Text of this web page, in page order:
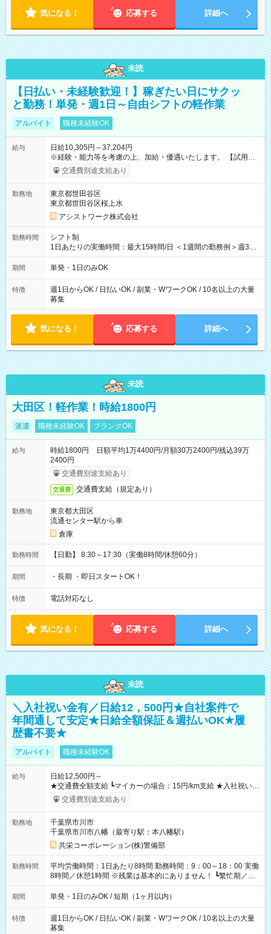
気になる！ 応募する 詳細へ
未読
【日払い・未経験歓迎！】稼ぎたい日にサクッ
と勤務！単発・週1日～自由シフトの軽作業
アルバイト 職種未経験OK
給与
日給10,305円～37,204円
※経験・能力等を考慮の上、加給・優遇いたします。 【試用期
間】試用期間なし
交通費別途支給あり
勤務地
東京都世田谷区
東京都世田谷区桜上水
アシストワーク株式会社
勤務時間
シフト制
1日あたりの実働時間：最大15時間/日 ＜1週間の勤務例＞週3回
勤務 勤務：月・水・金 休み：火・木・土・日 好きな時にお仕事
可能です！ ※1日あたりの最大実働時間は日勤、夜勤共に勤務し
期間 単発・1日のみOK
特徴
週1日からOK / 日払いOK / 副業・WワークOK / 10名以上の大量
募集
気になる！ 応募する 詳細へ
未読
大田区！軽作業！時給1800円
派遣 職種未経験OK ブランクOK
給与
時給1800円 日額平均1万4400円/月額30万2400円/残込39万
2400円
交通費別途支給あり
交通費 交通費支給（規定あり）
勤務地
東京都大田区
流通センター駅から車
倉庫
勤務時間 【日勤】 8:30～17:30（実働8時間/休憩60分）
期間 ・長期 ・即日スタートOK！
特徴 電話対応なし
気になる！ 応募する 詳細へ
未読
＼入社祝い金有／日給12，500円★自社案件で
年間通して安定★日給全額保証＆週払いOK★履
歴書不要★
アルバイト 職種未経験OK
給与
日給12,500円～
★交通費全額支給 ┗マイカーの場合：15円/km支給 ★入社祝い金
「5万円」あり ★残業手当 ┗残業代は別途全額支給いたします ---
1200円×7ｈ×4日間 （休憩2時間分も給与が発生します♪） 【試
用期間】試用期間あり 試用期間の長さ：3ヶ月 雇用形態、給与
は本採用時と同じです。
交通費別途支給あり
勤務地
千葉県市川市
千葉県市川市八幡（最寄り駅：本八幡駅）
共栄コーポレーション(株)警備部
勤務時間
平均労働時間：1日あたり8時間 勤務時間：9：00～18：00 実働
8時間／休憩1時間 ※残業は基本的にありません！ ┗繁忙期／多
忙期にお願いする場合あり ┗残業代は別途全額支給いたします！
平均労働時間：1日あたり8時間 勤務時間：9：00～18：00 実働
忙期にお願いする場合あり ┗残業代は別途全額支給いたします！
期間 単発・1日のみOK / 短期（1ヶ月以内）
特徴
週1日からOK / 日払いOK / 副業・WワークOK / 10名以上の大量
募集